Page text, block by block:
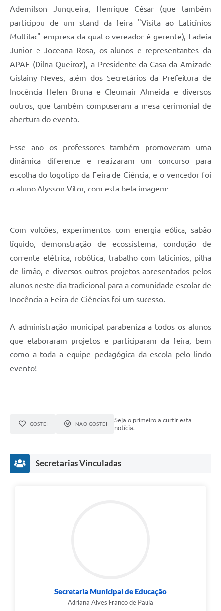
Ademilson Junqueira, Henrique César (que também
participou de um stand da feira "Visita ao Laticínios
Multilac" empresa da qual o vereador é gerente), Ladeia
Junior e Joceana Rosa, os alunos e representantes da
APAE (Dilna Queiroz), a Presidente da Casa da Amizade
Gislainy Neves, além dos Secretários da Prefeitura de
Inocência Helen Bruna e Cleumair Almeida e diversos
outros, que também compuseram a mesa cerimonial de
abertura do evento.
Esse ano os professores também promoveram uma
dinâmica diferente e realizaram um concurso para
escolha do logotipo da Feira de Ciência, e o vencedor foi
o aluno Alysson Vitor, com esta bela imagem:
Com vulcões, experimentos com energia eólica, sabão
líquido, demonstração de ecossistema, condução de
corrente elétrica, robótica, trabalho com laticínios, pilha
de limão, e diversos outros projetos apresentados pelos
alunos neste dia tradicional para a comunidade escolar de
Inocência a Feira de Ciências foi um sucesso.
A administração municipal parabeniza a todos os alunos
que elaboraram projetos e participaram da feira, bem
como a toda a equipe pedagógica da escola pelo lindo
evento!
GOSTEI NÃO GOSTEI
Seja o primeiro a curtir esta
notícia.
Secretarias Vinculadas
Secretaria Municipal de Educação
Adriana Alves Franco de Paula